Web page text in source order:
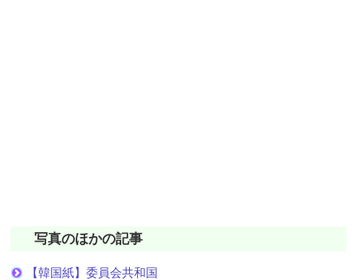
写真のほかの記事
【韓国紙】委員会共和国